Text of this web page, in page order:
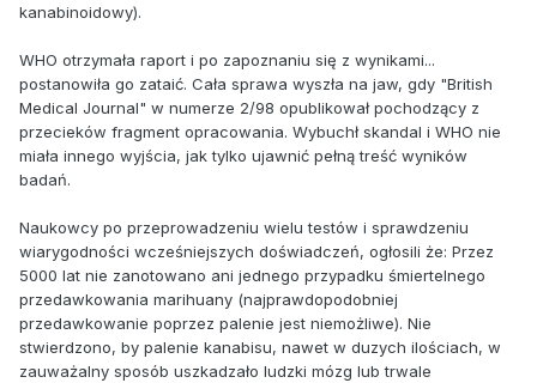
kanabinoidowy).
WHO otrzymała raport i po zapoznaniu się z wynikami...
postanowiła go zataić. Cała sprawa wyszła na jaw, gdy "British
Medical Journal" w numerze 2/98 opublikował pochodzący z
przecieków fragment opracowania. Wybuchł skandal i WHO nie
miała innego wyjścia, jak tylko ujawnić pełną treść wyników
badań.
Naukowcy po przeprowadzeniu wielu testów i sprawdzeniu
wiarygodności wcześniejszych doświadczeń, ogłosili że: Przez
5000 lat nie zanotowano ani jednego przypadku śmiertelnego
przedawkowania marihuany (najprawdopodobniej
przedawkowanie poprzez palenie jest niemożliwe). Nie
stwierdzono, by palenie kanabisu, nawet w duzych ilościach, w
zauważalny sposób uszkadzało ludzki mózg lub trwale